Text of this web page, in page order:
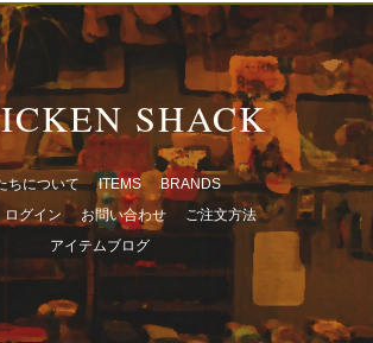
SHACK
ちについて ITEMS
BRANDS
ログイン お問い合わせ
ご注文方法
アイテムブログ